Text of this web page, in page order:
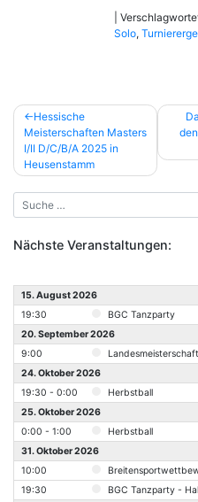
Nächste Veranstaltungen:
15. August 2026
19:30
BGC Tanzparty
20. September 2026
9:00
24. Oktober 2026
19:30 - 0:00
Herbstball
25. Oktober 2026
0:00 - 1:00
Herbstball
31. Oktober 2026
10:00
19:30
BGC Tanzparty -
Solo,
Beitragsnavigation
Hessische
Meisterschaften Masters
I/II D/C/B/A 2025 in
Heusenstamm